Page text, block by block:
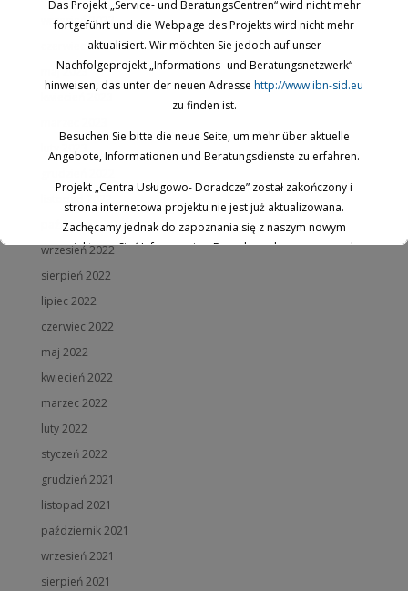
wrzesień 2023
czerwiec 2023
maj 2023
luty 2023
listopad 2022
październik 2022
wrzesień 2022
sierpień 2022
lipiec 2022
czerwiec 2022
maj 2022
kwiecień 2022
marzec 2022
luty 2022
styczeń 2022
grudzień 2021
listopad 2021
październik 2021
wrzesień 2021
sierpień 2021
Das Projekt „Service- und BeratungsCentren“ wird nicht mehr
fortgeführt und die Webpage des Projekts wird nicht mehr
aktualisiert. Wir möchten Sie jedoch auf unser
Nachfolgeprojekt „Informations- und Beratungsnetzwerk“
hinweisen, das unter der neuen Adresse http://www.ibn-sid.eu
zu finden ist.
Besuchen Sie bitte die neue Seite, um mehr über aktuelle
Angebote, Informationen und Beratungsdienste zu erfahren.
Projekt „Centra Usługowo- Doradcze” został zakończony i
strona internetowa projektu nie jest już aktualizowana.
Zachęcamy jednak do zapoznania się z naszym nowym
projektem: „Sieć Informacyjno-Doradcza, dostępnym pod
Odwiedź naszą stronę, aby poznać aktualne oferty, informacje